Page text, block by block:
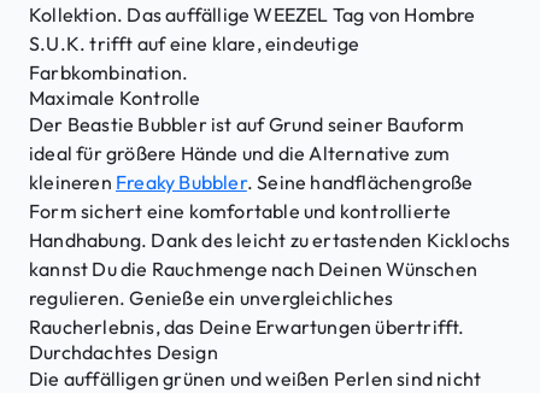
Kollektion. Das auffällige WEEZEL Tag von Hombre
S.U.K. trifft auf eine klare, eindeutige
Farbkombination.
Maximale Kontrolle
Der Beastie Bubbler ist auf Grund seiner Bauform
ideal für größere Hände und die Alternative zum
kleineren Freaky Bubbler. Seine handflächengroße
Form sichert eine komfortable und kontrollierte
Handhabung. Dank des leicht zu ertastenden Kicklochs
kannst Du die Rauchmenge nach Deinen Wünschen
regulieren. Genieße ein unvergleichliches
Raucherlebnis, das Deine Erwartungen übertrifft.
Durchdachtes Design
Die auffälligen grünen und weißen Perlen sind nicht